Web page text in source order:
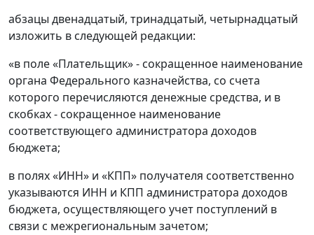
абзацы двенадцатый, тринадцатый, четырнадцатый
изложить в следующей редакции:
«в поле «Плательщик» - сокращенное наименование
органа Федерального казначейства, со счета
которого перечисляются денежные средства, и в
скобках - сокращенное наименование
соответствующего администратора доходов
бюджета;
в полях «ИНН» и «КПП» получателя соответственно
указываются ИНН и КПП администратора доходов
бюджета, осуществляющего учет поступлений в
связи с межрегиональным зачетом;